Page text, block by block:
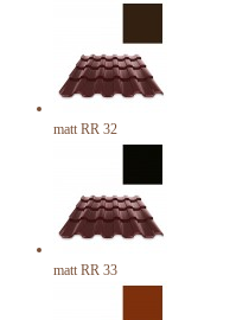
matt RR 32
matt RR 33